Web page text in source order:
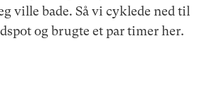
ville bade. Så vi cyklede ned til
og brugte et par timer her.